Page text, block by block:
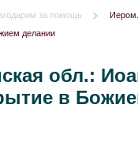
за помощь
Иером.
делании
обл.:
в